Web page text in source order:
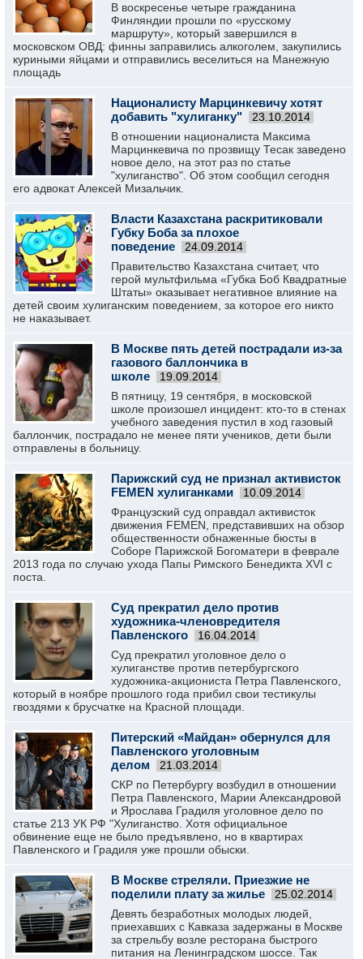
В воскресенье четыре гражданина
Финляндии прошли по «русскому
маршруту», который завершился в
московском ОВД: финны заправились алкоголем, закупились
куриными яйцами и отправились веселиться на Манежную
площадь
Националисту Марцинкевичу хотят
добавить "хулиганку"
23.10.2014
В отношении националиста Максима
Марцинкевича по прозвищу Тесак заведено
новое дело, на этот раз по статье
"хулиганство". Об этом сообщил сегодня
его адвокат Алексей Мизальчик.
Власти Казахстана раскритиковали
Губку Боба за плохое
поведение
24.09.2014
Правительство Казахстана считает, что
герой мультфильма «Губка Боб Квадратные
Штаты» оказывает негативное влияние на
детей своим хулиганским поведением, за которое его никто
не наказывает.
В Москве пять детей пострадали из-за
газового баллончика в
школе
19.09.2014
В пятницу, 19 сентября, в московской
школе произошел инцидент: кто-то в стенах
учебного заведения пустил в ход газовый
баллончик, пострадало не менее пяти учеников, дети были
отправлены в больницу.
Парижский суд не признал активисток
FEMEN хулиганками
10.09.2014
Французский суд оправдал активисток
движения FEMEN, представивших на обзор
общественности обнаженные бюсты в
Соборе Парижской Богоматери в феврале
2013 года по случаю ухода Папы Римского Бенедикта XVI с
поста.
Суд прекратил дело против
художника-членовредителя
Павленского
16.04.2014
Суд прекратил уголовное дело о
хулиганстве против петербургского
художника-акциониста Петра Павленского,
который в ноябре прошлого года прибил свои тестикулы
гвоздями к брусчатке на Красной площади.
Питерский «Майдан» обернулся для
Павленского уголовным
делом
21.03.2014
СКР по Петербургу возбудил в отношении
Петра Павленского, Марии Александровой
и Ярослава Градиля уголовное дело по
статье 213 УК РФ "Хулиганство. Хотя официальное
обвинение еще не было предъявлено, но в квартирах
Павленского и Градиля уже прошли обыски.
В Москве стреляли. Приезжие не
поделили плату за жилье
25.02.2014
Девять безработных молодых людей,
приехавших с Кавказа задержаны в Москве
за стрельбу возле ресторана быстрого
питания на Ленинградском шоссе. Так